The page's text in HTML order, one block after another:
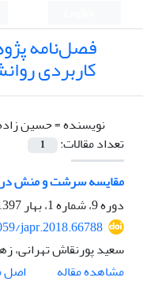
فصل‌نامه
کاربردی
نویسنده =حسین
تعداد مقالات:
1
مقایسه سرشت و منش در
دوره 9، شماره 1، بهار 1397، صفحه
japr.2018.66788
سعید پورنقاش تهرانی،
مشاهده مقاله
اصل